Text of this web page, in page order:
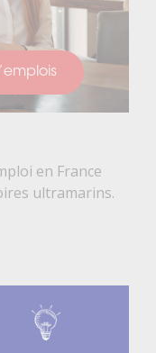
en France
ultramarins.